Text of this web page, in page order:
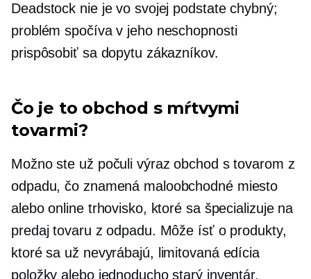
Deadstock nie je vo svojej podstate chybný;
problém spočíva v jeho neschopnosti
prispôsobiť sa dopytu zákazníkov.
Čo je to obchod s mŕtvymi
tovarmi?
Možno ste už počuli výraz obchod s tovarom z
odpadu, čo znamená maloobchodné miesto
alebo online trhovisko, ktoré sa špecializuje na
predaj tovaru z odpadu. Môže ísť o produkty,
ktoré sa už nevyrábajú, limitovaná edícia
položky alebo jednoducho starý inventár,